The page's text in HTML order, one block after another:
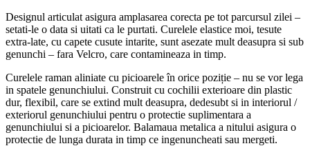
Designul articulat asigura amplasarea corecta pe tot parcursul zilei –
setati-le o data si uitati ca le purtati. Curelele elastice moi, tesute
extra-late, cu capete cusute intarite, sunt asezate mult deasupra si sub
genunchi – fara Velcro, care contamineaza in timp.
Curelele raman aliniate cu picioarele în orice poziție – nu se vor lega
in spatele genunchiului. Construit cu cochilii exterioare din plastic
dur, flexibil, care se extind mult deasupra, dedesubt si in interiorul /
exteriorul genunchiului pentru o protectie suplimentara a
genunchiului si a picioarelor. Balamaua metalica a nitului asigura o
protectie de lunga durata in timp ce ingenuncheati sau mergeti.